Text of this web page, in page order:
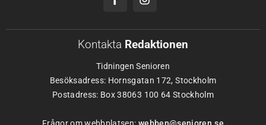
Kontakta Redaktionen
Tidningen Senioren
Besöksadress: Hornsgatan 172, Stockholm
Postadress: Box 38063 100 64 Stockholm